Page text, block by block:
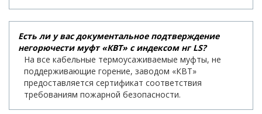
Есть ли у вас документальное подтверждение
негорючести муфт «КВТ» с индексом нг LS?
На все кабельные термоусаживаемые муфты, не
поддерживающие горение, заводом «КВТ»
предоставляется сертификат соответствия
требованиям пожарной безопасности.